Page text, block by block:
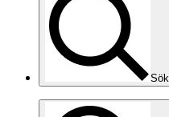
Sök